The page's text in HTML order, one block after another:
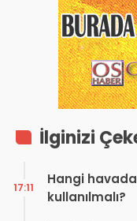
İlginizi
Hangi
kullanılmalı?
17:11